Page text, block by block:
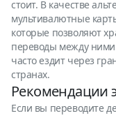
стоит. В качестве
мультивалютные
которые позволяют
переводы между
часто ездит через
странах.
Рекомендации
Если вы переводите